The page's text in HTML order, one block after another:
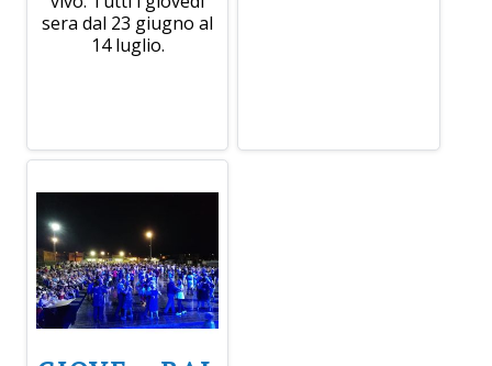
sera dal 23 giugno al
14 luglio.